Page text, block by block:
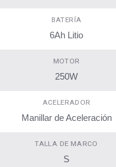
BATERÍA
6Ah Litio
MOTOR
250W
ACELERADOR
Manillar de Aceleración
TALLA DE MARCO
S